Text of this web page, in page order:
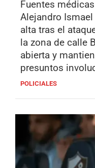
Fuentes
Alejandro
alta tras el
la zona de calle
abierta y
presuntos
POLICIALES